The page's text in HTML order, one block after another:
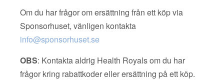
Om du har frågor om ersättning från ett köp via
Sponsorhuset, vänligen kontakta
info@sponsorhuset.se
OBS: Kontakta aldrig Health Royals om du har
frågor kring rabattkoder eller ersättning på ett köp.